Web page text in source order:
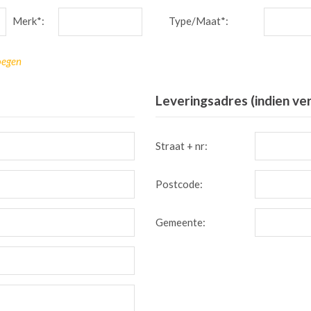
Merk*: Type/Maat*:
Leveringsadres (indien
Straat + nr:
Postcode:
Gemeente: